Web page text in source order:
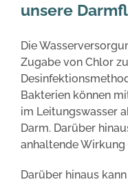
unsere
Die
Zugabe von Chlor
Bakterien können
im Leitungswasser
Darm. Darüber
anhaltende Wirkung
Darüber hinaus